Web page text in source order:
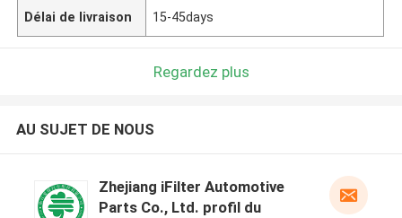
Délai de livraison 15-45days
Regardez plus
AU SUJET DE NOUS
Zhejiang iFilter Automotive
Parts Co., Ltd. profil du